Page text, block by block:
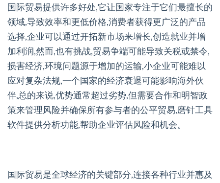
国际贸易提供许多好处,它让国家专注于它们最擅长的
领域,导致效率和更低价格,消费者获得更广泛的产品
选择,企业可以通过开拓新市场来增长,创造就业并增
加利润,然而,也有挑战,贸易争端可能导致关税或禁令,
损害经济,环境问题源于增加的运输,小企业可能难以
应对复杂法规,一个国家的经济衰退可能影响海外伙
伴,总的来说,优势通常超过劣势,但需要合作和明智政
策来管理风险并确保所有参与者的公平贸易,磨针工具
软件提供分析功能,帮助企业评估风险和机会。
国际贸易是全球经济的关键部分,连接各种行业并惠及